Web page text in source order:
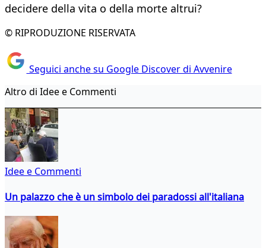
decidere della vita o della morte altrui?
© RIPRODUZIONE RISERVATA
Seguici anche su Google Discover di Avvenire
Altro di Idee e Commenti
Idee e Commenti
Un palazzo che è un simbolo dei paradossi all'italiana